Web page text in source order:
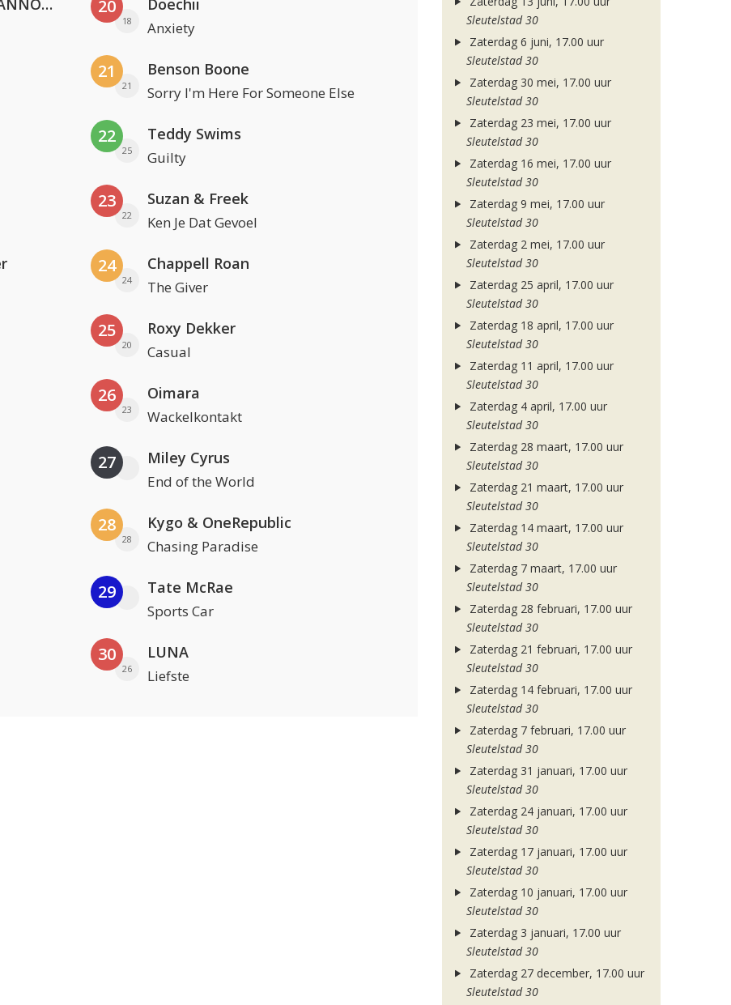
Lustrum U.V.S.V/N.V.V.S.U. & ANNO ONS & Jopke van Dobbenburgh & Roeland Beelen 20
18
Doechii
Anxiety
21
21
Benson Boone
Sorry I'm Here For Someone Else
22
25
Teddy Swims
Guilty
23
22
Suzan & Freek
Ken Je Dat Gevoel
24
24
Chappell Roan
The Giver
25
20
Roxy Dekker
Casual
26
23
Oimara
Wackelkontakt
27 Miley Cyrus
End of the World
28
28
Kygo & OneRepublic
Chasing Paradise
29 Tate McRae
Sports Car
30
26
LUNA
Liefste
Sleutelstad 30
Zaterdag 6 juni, 17.00 uur
Sleutelstad 30
Zaterdag 30 mei, 17.00 uur
Sleutelstad 30
Zaterdag 23 mei, 17.00 uur
Sleutelstad 30
Zaterdag 16 mei, 17.00 uur
Sleutelstad 30
Zaterdag 9 mei, 17.00 uur
Sleutelstad 30
Zaterdag 2 mei, 17.00 uur
Sleutelstad 30
Zaterdag 25 april, 17.00 uur
Sleutelstad 30
Zaterdag 18 april, 17.00 uur
Sleutelstad 30
Zaterdag 11 april, 17.00 uur
Sleutelstad 30
Zaterdag 4 april, 17.00 uur
Sleutelstad 30
Zaterdag 28 maart, 17.00 uur
Sleutelstad 30
Zaterdag 21 maart, 17.00 uur
Sleutelstad 30
Zaterdag 14 maart, 17.00 uur
Sleutelstad 30
Zaterdag 7 maart, 17.00 uur
Sleutelstad 30
Zaterdag 28 februari, 17.00 uur
Sleutelstad 30
Zaterdag 21 februari, 17.00 uur
Sleutelstad 30
Zaterdag 14 februari, 17.00 uur
Sleutelstad 30
Zaterdag 7 februari, 17.00 uur
Sleutelstad 30
Zaterdag 31 januari, 17.00 uur
Sleutelstad 30
Zaterdag 24 januari, 17.00 uur
Sleutelstad 30
Zaterdag 17 januari, 17.00 uur
Sleutelstad 30
Zaterdag 10 januari, 17.00 uur
Sleutelstad 30
Zaterdag 3 januari, 17.00 uur
Sleutelstad 30
Zaterdag 27 december, 17.00 uur
Sleutelstad 30